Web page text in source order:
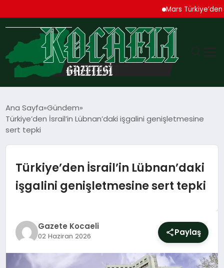
Mars Türkiye’den
TEKNOLOJI
SIYASET
YAŞAM
Ana Sayfa Gündem
Türkiye’den İsrail’in Lübnan’daki işgalini genişletmesine
sert tepki
Türkiye’den İsrail’in Lübnan’daki
işgalini genişletmesine sert tepki
Gazete Kocaeli
02 Haziran 2026 Paylaş